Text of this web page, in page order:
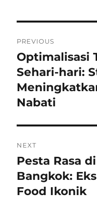
pos
PREVIOUS
Previous
post:
Optimalisasi
Sehari-hari:
Nabati
NEXT
Next
post:
Pesta Rasa
Bangkok:
Food Ikonik